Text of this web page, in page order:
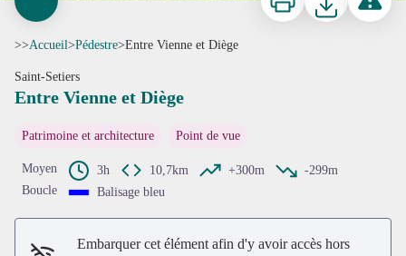
Voir l'image en plein écran
>>Accueil>Pédestre>Entre Vienne et Diège
Saint-Setiers
Entre Vienne et Diège
Patrimoine et architecture Point de vue
Moyen 3h 10,7km +300m
-299m
Boucle
Balisage bleu
Embarquer cet élément afin d'y avoir accès hors